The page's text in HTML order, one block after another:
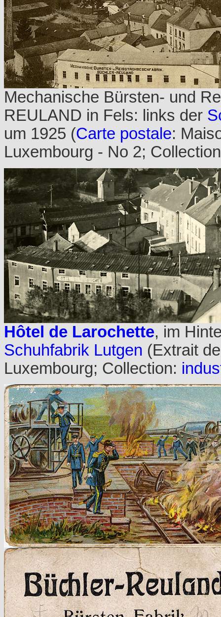
Mechanische Bürsten- und
REULAND in Fels: links der
um 1925 (Carte postale:
Luxembourg - No 2;
Hôtel de Larochette, im
Schuhfabrik Lutgen (Extrait
Luxembourg; Collection: